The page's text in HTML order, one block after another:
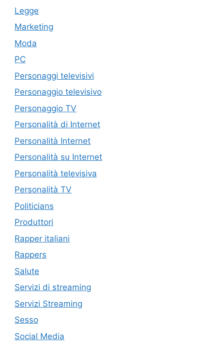
Legge
Marketing
Moda
PC
Personaggi televisivi
Personaggio televisivo
Personaggio TV
Personalità di Internet
Personalità Internet
Personalità su Internet
Personalità televisiva
Personalità TV
Politicians
Produttori
Rapper italiani
Rappers
Salute
Servizi di streaming
Servizi Streaming
Sesso
Social Media